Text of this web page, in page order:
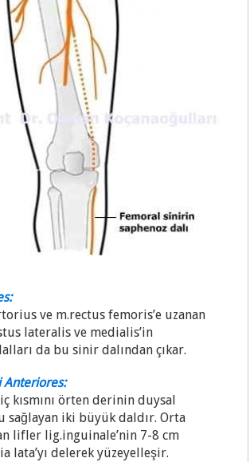
ve m.rectus femoris’e uzanan
lateralis ve medialis’in
da bu sinir dalından çıkar.
Anteriores:
kısmını örten derinin duysal
sağlayan iki büyük daldır. Orta
lifler lig.inguinale’nin 7-8 cm
lata’yı delerek yüzeyelleşir.